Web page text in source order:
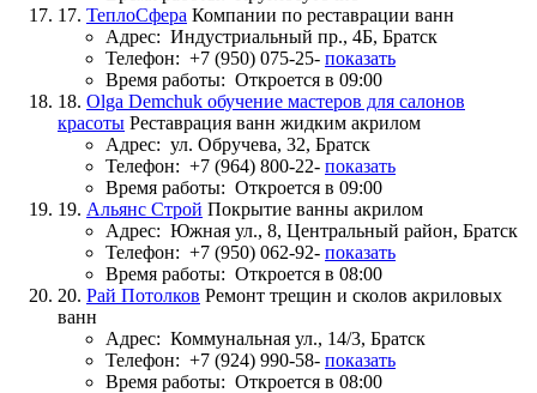
17. ТеплоСфера Компании по реставрации ванн
Адрес: Индустриальный пр., 4Б, Братск
Телефон: +7 (950) 075-25- показать
Время работы: Откроется в 09:00
18. Olga Demchuk обучение мастеров для салонов
красоты Реставрация ванн жидким акрилом
Адрес: ул. Обручева, 32, Братск
Телефон: +7 (964) 800-22- показать
Время работы: Откроется в 09:00
19. Альянс Строй Покрытие ванны акрилом
Адрес: Южная ул., 8, Центральный район, Братск
Телефон: +7 (950) 062-92- показать
Время работы: Откроется в 08:00
20. Рай Потолков Ремонт трещин и сколов акриловых
ванн
Адрес: Коммунальная ул., 14/3, Братск
Телефон: +7 (924) 990-58- показать
Время работы: Откроется в 08:00